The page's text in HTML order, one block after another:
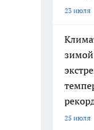
23 июля
зимой
25 июля